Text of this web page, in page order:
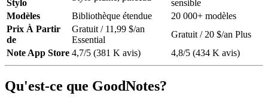
Stylo
sensible
Modèles
Bibliothèque étendue
20 000+ modèles
Prix À Partir
de
Gratuit / 11,99 $/an
Essential
Gratuit / 20 $/an Plus
Note App Store 4,7/5 (381 K avis) 4,8/5 (434 K avis)
Qu'est-ce que GoodNotes?